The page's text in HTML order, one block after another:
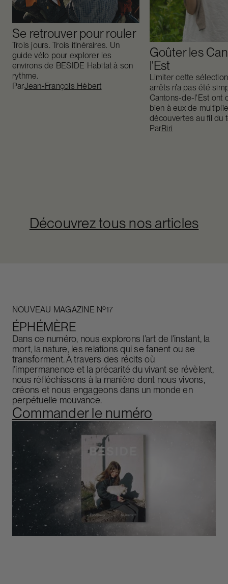
Se retrouver pour rouler
Trois jours. Trois itinéraires. Un
guide vélo pour explorer les
environs de BESIDE Habitat à son
rythme.
ParJean-François Hébert
Goûter les
l'Est
Limiter cette
arrêts n’a pas été
Cantons-de-l'Est ont
bien à eux de
découvertes au fil du
ParRiri
Découvrez tous nos articles
NOUVEAU MAGAZINE Nº17
ÉPHÉMÈRE
Dans ce numéro, nous explorons l’art de l’instant, la
mort, la nature, les relations qui se fanent ou se
transforment. À travers des récits où
l’impermanence et la précarité du vivant se révèlent,
nous réfléchissons à la manière dont nous vivons,
créons et nous engageons dans un monde en
perpétuelle mouvance.
Commander le numéro